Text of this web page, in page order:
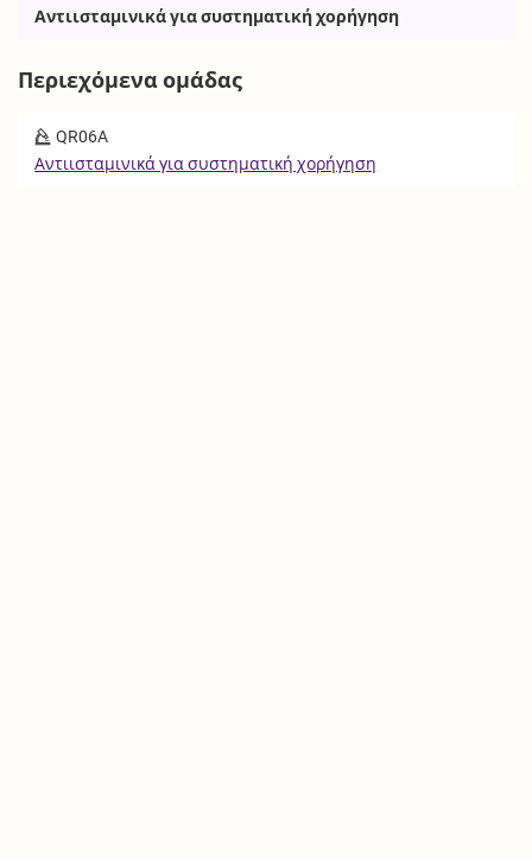
Αντιισταμινικά για συστηματική χορήγηση
Περιεχόμενα ομάδας
QR06A
Αντιισταμινικά για συστηματική χορήγηση